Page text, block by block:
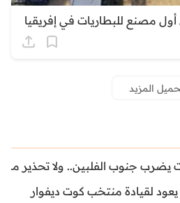
مصنع للبطاريات في إفريقيا
المزيد
لقيادة منتخب كوت ديفوار